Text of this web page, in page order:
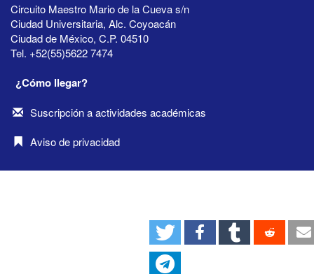
Circuito Maestro Mario de la Cueva s/n
Ciudad Universitaria, Alc. Coyoacán
Ciudad de México, C.P. 04510
Tel. +52(55)5622 7474
¿Cómo llegar?
Suscripción a actividades académicas
Aviso de privacidad